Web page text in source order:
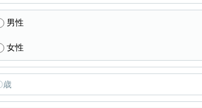
男性
女性